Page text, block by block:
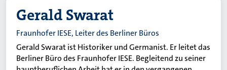
Gerald Swarat
Fraunhofer IESE, Leiter des Berliner Büros
Gerald Swarat ist Historiker und Germanist. Er leitet das
Berliner Büro des Fraunhofer IESE. Begleitend zu seiner